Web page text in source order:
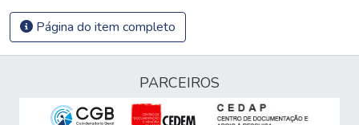
Página do item completo
PARCEIROS